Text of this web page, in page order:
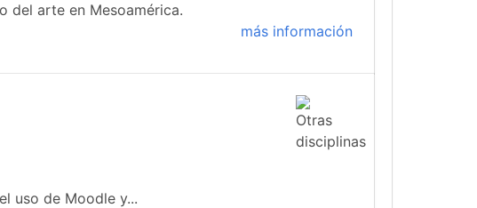
del arte en Mesoamérica.
más información
uso de Moodle y...